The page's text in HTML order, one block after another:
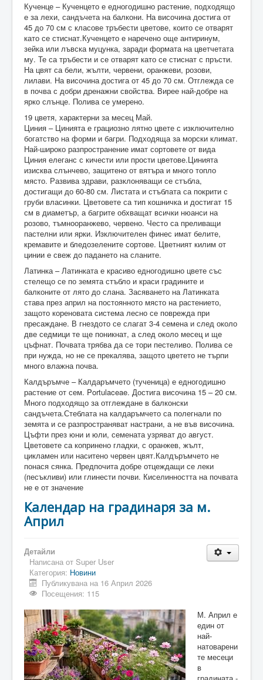
Кученце – Кученцето е едногодишно растение, подходящо
е за лехи, сандъчета на балкони. На височина достига от
45 до 70 см с класове тръбести цветове, които се отварят
като се стиснат.Кученцето е наречено още антиринум,
зейка или лъвска муцунка, заради формата на цветчетата
му. Те са тръбести и се отварят като се стиснат с пръсти.
На цвят са бели, жълти, червени, оранжеви, розови,
лилави. На височина достига от 45 до 70 см. Отглежда се
в почва с добри дренажни свойства. Вирее най-добре на
ярко слънце. Полива се умерено.
19 цветя, характерни за месец Май.
Циния – Цинията е грациозно лятно цвете с изключително
богатство на форми и багри. Подходяща за морски климат.
Най-широко разпространение имат сортовете от вида
Циния елеганс с кичести или прости цветове.Цинията
изисква слънчево, защитено от вятъра и много топло
място. Развива здрави, разклоняващи се стъбла,
достигащи до 60-80 см. Листата и стъблата са покрити с
груби власинки. Цветовете са тип кошничка и достигат 15
см в диаметър, а багрите обхващат всички нюанси на
розово, тъмнооранжево, червено. Често са преливащи
пастелни или ярки. Изключителен финес имат белите,
кремавите и бледозелените сортове. Цветният килим от
цинии е свеж до падането на сланите.
Латинка – Латинката е красиво едногодишно цвете със
стелещо се по земята стъбло и краси градините и
балконите от лято до слана. Засяването на Латинката
става през април на постоянното място на растението,
защото кореновата система лесно се поврежда при
пресаждане. В гнездото се слагат 3-4 семена и след около
две седмици те ще поникнат, а след около месец и ще
цъфнат. Почвата трябва да се тори пестеливо. Полива се
при нужда, но не се прекалява, защото цветето не търпи
много влажна почва.
Калдъръмче – Калдаръмчето (тученица) е едногодишно
растение от сем. Portulaceae. Достига височина 15 – 20 см.
Много подходящо за отглеждане в балконски
сандъчета.Стеблата на калдаръмчето са полегнали по
земята и се разпространяват настрани, а не във височина.
Цъфти през юни и юли, семената узряват до август.
Цветовете са копринено гладки, с оранжев, жълт,
цикламен или наситено червен цвят.Калдъръмчето не
понася сянка. Предпочита добре отцеждащи се леки
(песъкливи) или глинести почви. Киселинността на почвата
не е от значение
Календар на градинаря за м.
Април
Детайли
Написана от Super User
Категория: Новини
Публикувана на 16 Април 2026
Посещения: 115
М. Април е
един от
най-
натоварени
те месеци
в